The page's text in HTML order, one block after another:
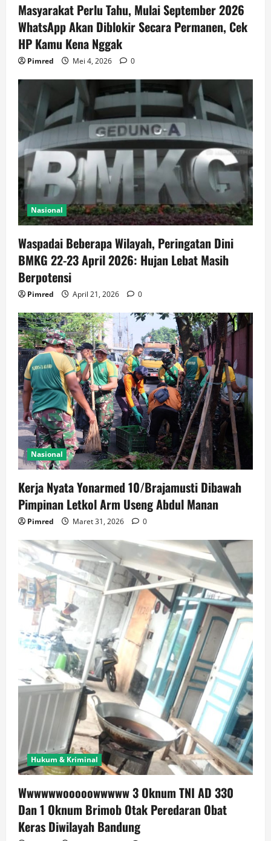
Masyarakat Perlu Tahu, Mulai September 2026
WhatsApp Akan Diblokir Secara Permanen, Cek
HP Kamu Kena Nggak
Pimred Mei 4, 2026 0
Nasional
Waspadai Beberapa Wilayah, Peringatan Dini
BMKG 22-23 April 2026: Hujan Lebat Masih
Berpotensi
Pimred April 21, 2026 0
Nasional
Kerja Nyata Yonarmed 10/Brajamusti Dibawah
Pimpinan Letkol Arm Useng Abdul Manan
Pimred Maret 31, 2026 0
Hukum & Kriminal
Wwwwwwooooowwwww 3 Oknum TNI AD 330
Dan 1 Oknum Brimob Otak Peredaran Obat
Keras Diwilayah Bandung